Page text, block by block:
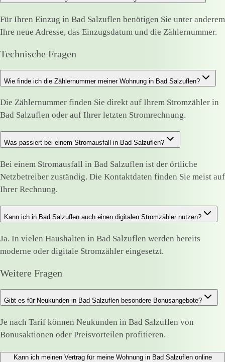
Für Ihren Einzug in Bad Salzuflen benötigen Sie unter anderem
Ihre neue Adresse, das Einzugsdatum und die Zählernummer.
Technische Fragen
Wie finde ich die Zählernummer meiner Wohnung in Bad Salzuflen?
Die Zählernummer finden Sie direkt auf Ihrem Stromzähler in
Bad Salzuflen oder auf Ihrer letzten Stromrechnung.
Was passiert bei einem Stromausfall in Bad Salzuflen?
Bei einem Stromausfall in Bad Salzuflen ist der örtliche
Netzbetreiber zuständig. Die Kontaktdaten finden Sie meist auf
Ihrer Rechnung.
Kann ich in Bad Salzuflen auch einen digitalen Stromzähler nutzen?
Ja. In vielen Haushalten in Bad Salzuflen werden bereits
moderne oder digitale Stromzähler eingesetzt.
Weitere Fragen
Gibt es für Neukunden in Bad Salzuflen besondere Bonusangebote?
Je nach Tarif können Neukunden in Bad Salzuflen von
Bonusaktionen oder Preisvorteilen profitieren.
Kann ich meinen Vertrag für meine Wohnung in Bad Salzuflen online